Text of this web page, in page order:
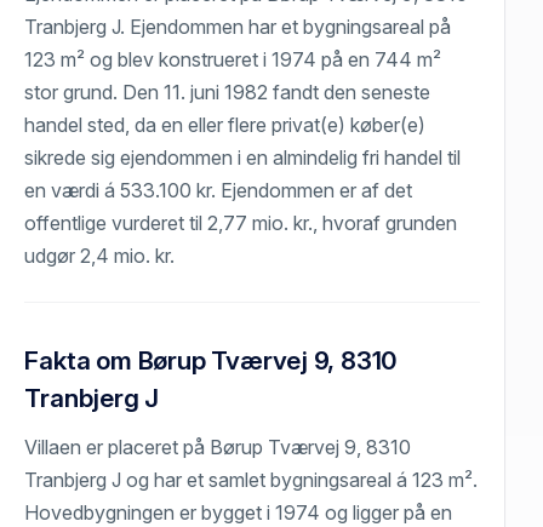
Tranbjerg J. Ejendommen har et bygningsareal på
123 m² og blev konstrueret i 1974 på en 744 m²
stor grund. Den 11. juni 1982 fandt den seneste
handel sted, da en eller flere privat(e) køber(e)
sikrede sig ejendommen i en almindelig fri handel til
en værdi á 533.100 kr. Ejendommen er af det
offentlige vurderet til 2,77 mio. kr., hvoraf grunden
udgør 2,4 mio. kr.
Fakta om Børup Tværvej 9, 8310
Tranbjerg J
Villaen er placeret på Børup Tværvej 9, 8310
Tranbjerg J og har et samlet bygningsareal á 123 m².
Hovedbygningen er bygget i 1974 og ligger på en